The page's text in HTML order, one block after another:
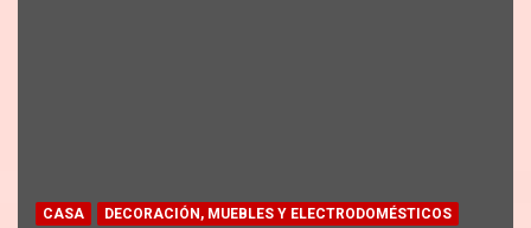
CASA
DECORACIÓN, MUEBLES Y ELECTRODOMÉSTICOS